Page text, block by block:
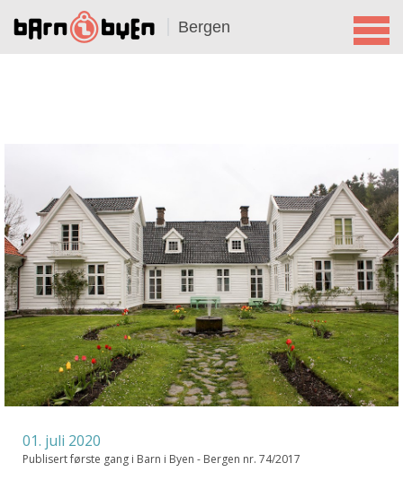
Bergen
01. juli 2020
Publisert første gang i Barn i Byen - Bergen nr. 74/2017